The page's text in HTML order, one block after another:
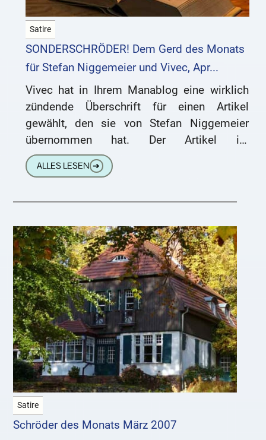
Satire
SONDERSCHRÖDER! Dem Gerd des Monats
für Stefan Niggemeier und Vivec, Apr...
Vivec hat in Ihrem Manablog eine wirklich
zündende Überschrift für einen Artikel
gewählt, den sie von Stefan Niggemeier
übernommen hat. Der Artikel ist
überschrieben mit Amoklauf in USA, Knut
unverletzt.
ALLES LESEN ➔
Satire
Schröder des Monats März 2007